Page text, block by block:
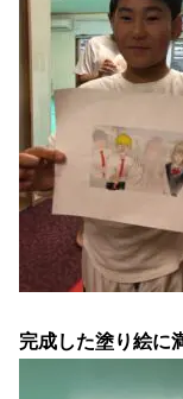
完成した塗り絵に